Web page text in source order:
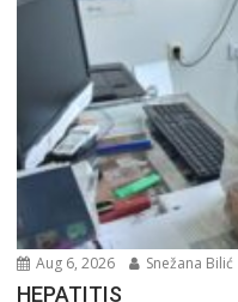
Aug 6, 2026 Snežana Bilić
HEPATITIS